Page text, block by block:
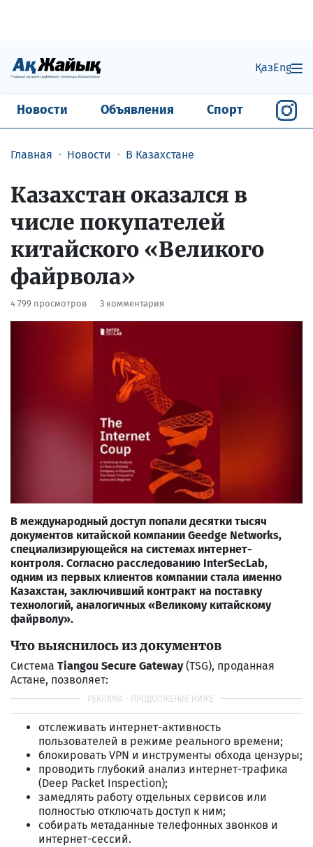
ҚазEng
Новости Объявления Спорт
Главная Новости В Казахстане
Казахстан оказался в
числе покупателей
китайского «Великого
файрвола»
4 799 просмотров 3 комментария
В международный доступ попали десятки тысяч
документов китайской компании Geedge Networks,
специализирующейся на системах интернет-
контроля. Согласно расследованию InterSecLab,
одним из первых клиентов компании стала именно
Казахстан, заключивший контракт на поставку
технологий, аналогичных «Великому китайскому
файрволу».
Что выяснилось из документов
Система Tiangou Secure Gateway(TSG), проданная
Астане, позволяет:
отслеживать интернет-активность
пользователей в режиме реального времени;
блокировать VPN и инструменты обхода цензуры;
проводить глубокий анализ интернет-трафика
(Deep Packet Inspection);
замедлять работу отдельных сервисов или
полностью отключать доступ к ним;
собирать метаданные телефонных звонков и
интернет-сессий.